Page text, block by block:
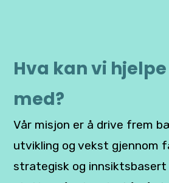
Hva kan vi
med?
Vår misjon er å drive frem
utvikling og vekst gjennom
strategisk og innsiktsbasert